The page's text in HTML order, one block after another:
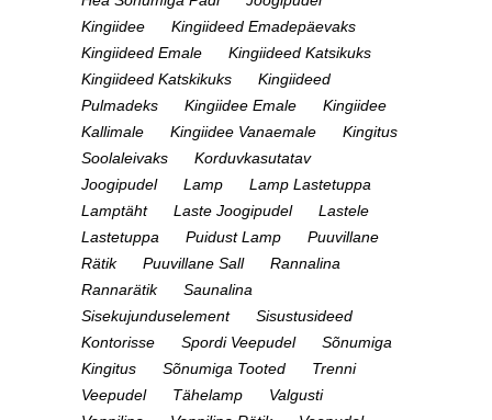
Kingiidee
Kingiideed Emadepäevaks
Kingiideed Emale
Kingiideed Katsikuks
Kingiideed Katskikuks
Kingiideed
Pulmadeks
Kingiidee Emale
Kingiidee
Kallimale
Kingiidee Vanaemale
Kingitus
Soolaleivaks
Korduvkasutatav
Joogipudel
Lamp
Lamp Lastetuppa
Lamptäht
Laste Joogipudel
Lastele
Lastetuppa
Puidust Lamp
Puuvillane
Rätik
Puuvillane Sall
Rannalina
Rannarätik
Saunalina
Sisekujunduselement
Sisustusideed
Kontorisse
Spordi Veepudel
Sõnumiga
Kingitus
Sõnumiga Tooted
Trenni
Veepudel
Tähelamp
Valgusti